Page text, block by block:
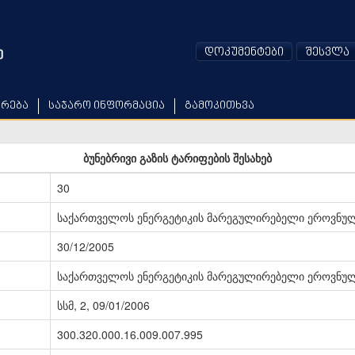
საჯარო ინფორმაცია გამოკითხვა
დოკუმენტები შესვლა
ბუნებრივი გაზის ტარიფების შესახებ
30
საქართველოს ენერგეტიკის მარეგულირებელი
30/12/2005
საქართველოს ენერგეტიკის მარეგულირებელი
სსმ, 2, 09/01/2006
300.320.000.16.009.007.995